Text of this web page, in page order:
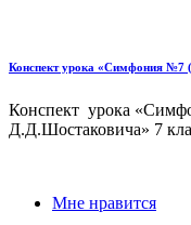
Конспект урока «Симфония №7
Конспект урока
Д.Д.Шостаковича» 7
Мне нравится